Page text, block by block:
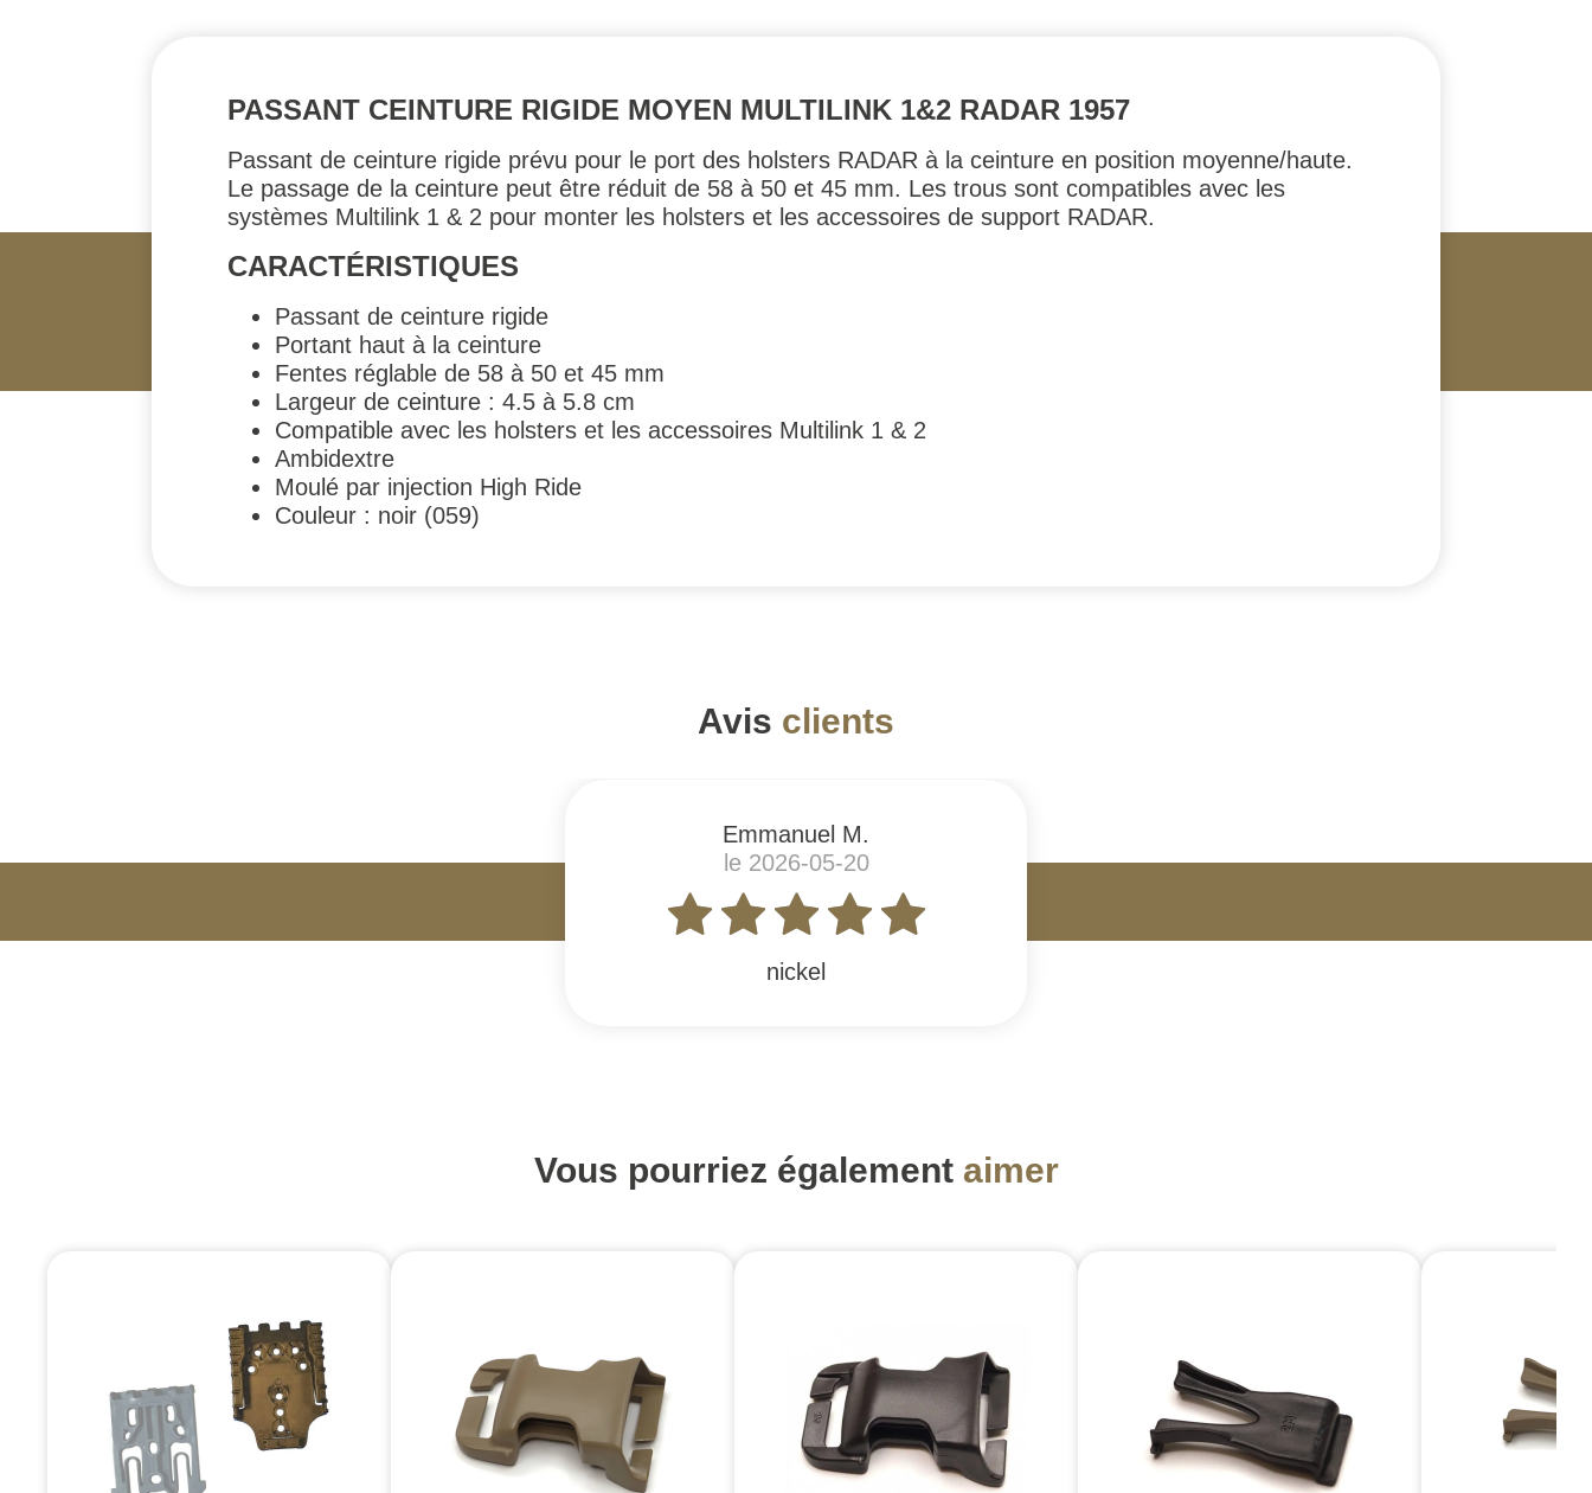
PASSANT CEINTURE RIGIDE MOYEN MULTILINK 1&2 RADAR 1957
Passant de ceinture rigide prévu pour le port des holsters RADAR à la ceinture en position moyenne/haute.
Le passage de la ceinture peut être réduit de 58 à 50 et 45 mm. Les trous sont compatibles avec les
systèmes Multilink 1 & 2 pour monter les holsters et les accessoires de support RADAR.
CARACTÉRISTIQUES
Passant de ceinture rigide
Portant haut à la ceinture
Fentes réglable de 58 à 50 et 45 mm
Largeur de ceinture : 4.5 à 5.8 cm
Compatible avec les holsters et les accessoires Multilink 1 & 2
Ambidextre
Moulé par injection High Ride
Couleur : noir (059)
Avis clients
Emmanuel M.
le 2026-05-20
nickel
Vous pourriez également aimer